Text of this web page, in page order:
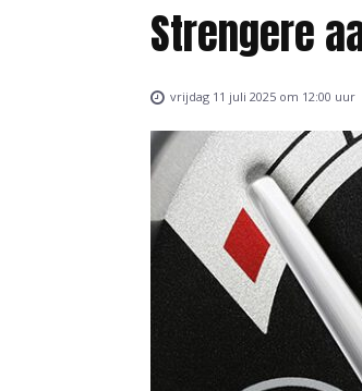
Strengere
vrijdag 11 juli 2025 om 12:00 uur